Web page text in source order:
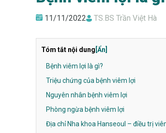
11/11/2022 TS.BS Trần Việt Hà
Tóm tắt nội dung [Ẩn]
Bệnh viêm lợi là gì?
Triệu chứng của bệnh viêm lợi
Nguyên nhân bệnh viêm lợi
Phòng ngừa bệnh viêm lợi
Địa chỉ Nha khoa Hanseoul – điều trị